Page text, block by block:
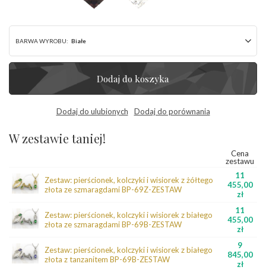
BARWA WYROBU: Białe
Dodaj do koszyka
Dodaj do ulubionych Dodaj do porównania
W zestawie taniej!
Cena
zestawu
Zestaw: pierścionek, kolczyki i wisiorek z żółtego
złota ze szmaragdami BP-69Z-ZESTAW
11
455,00
zł
Zestaw: pierścionek, kolczyki i wisiorek z białego
złota ze szmaragdami BP-69B-ZESTAW
11
455,00
zł
Zestaw: pierścionek, kolczyki i wisiorek z białego
złota z tanzanitem BP-69B-ZESTAW
9
845,00
zł